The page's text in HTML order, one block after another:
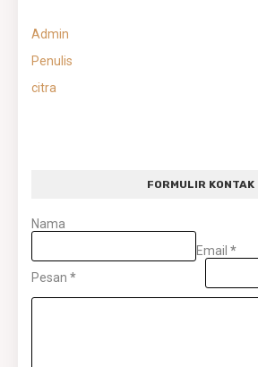
Admin
Penulis
citra
FORMULIR KONTAK
Nama
Email *
Pesan *